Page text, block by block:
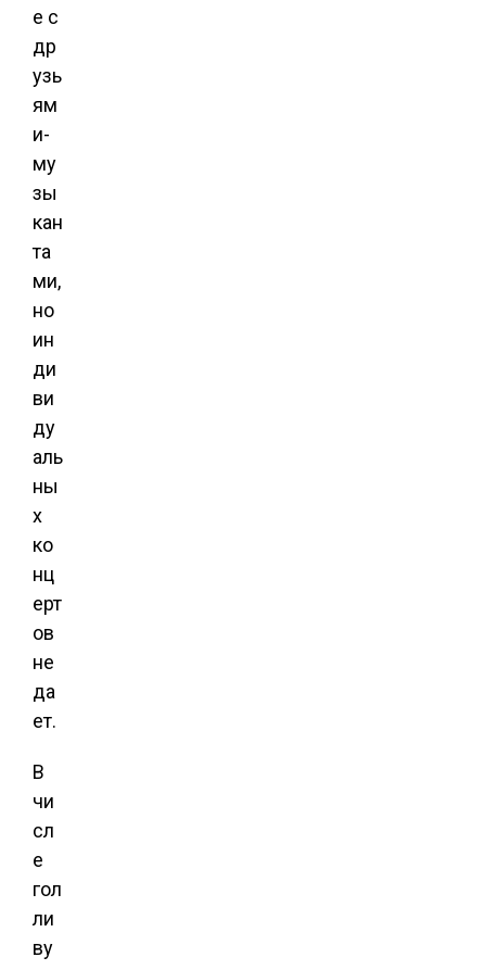
е с
др
узь
ям
и-
му
зы
кан
та
ми,
но
ин
ди
ви
ду
аль
ны
х
ко
нц
ерт
ов
не
да
ет.
В
чи
сл
е
гол
ли
ву